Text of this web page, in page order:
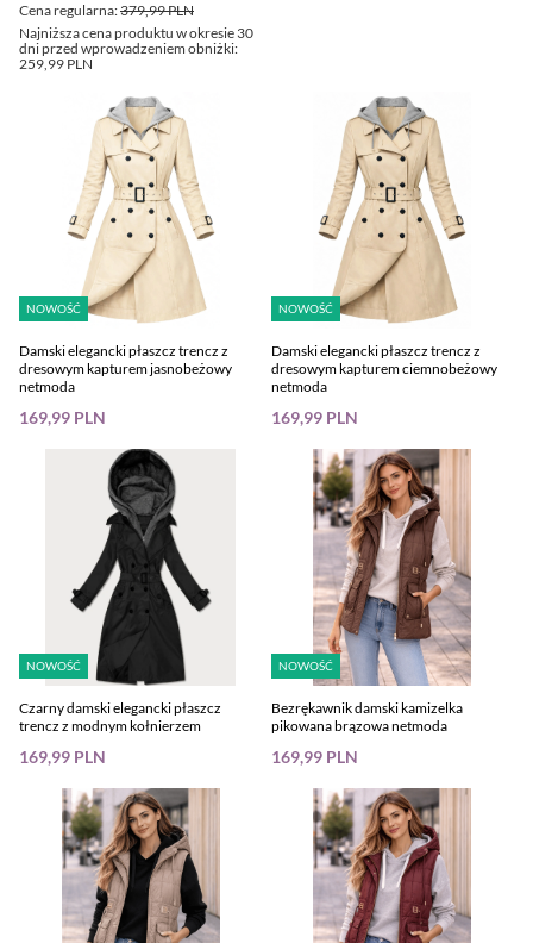
Cena regularna:379,99 PLN
Najniższa cena produktu w okresie 30
dni przed wprowadzeniem obniżki:
259,99 PLN
NOWOŚĆ
Damski elegancki płaszcz trencz z
dresowym kapturem jasnobeżowy
netmoda
169,99 PLN
NOWOŚĆ
Damski elegancki płaszcz trencz z
dresowym kapturem ciemnobeżowy
netmoda
169,99 PLN
NOWOŚĆ
Czarny damski elegancki płaszcz
trencz z modnym kołnierzem
169,99 PLN
NOWOŚĆ
Bezrękawnik damski kamizelka
pikowana brązowa netmoda
169,99 PLN